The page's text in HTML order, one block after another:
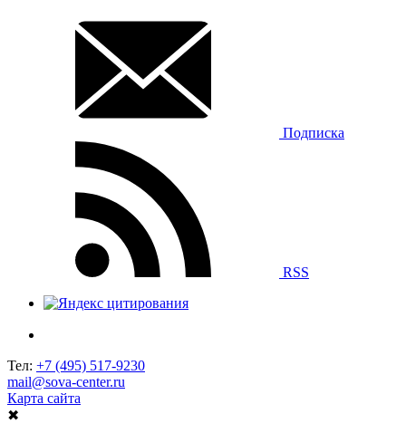
Подписка
RSS
Тел: +7 (495) 517-9230
mail@sova-center.ru
Карта сайта
✖